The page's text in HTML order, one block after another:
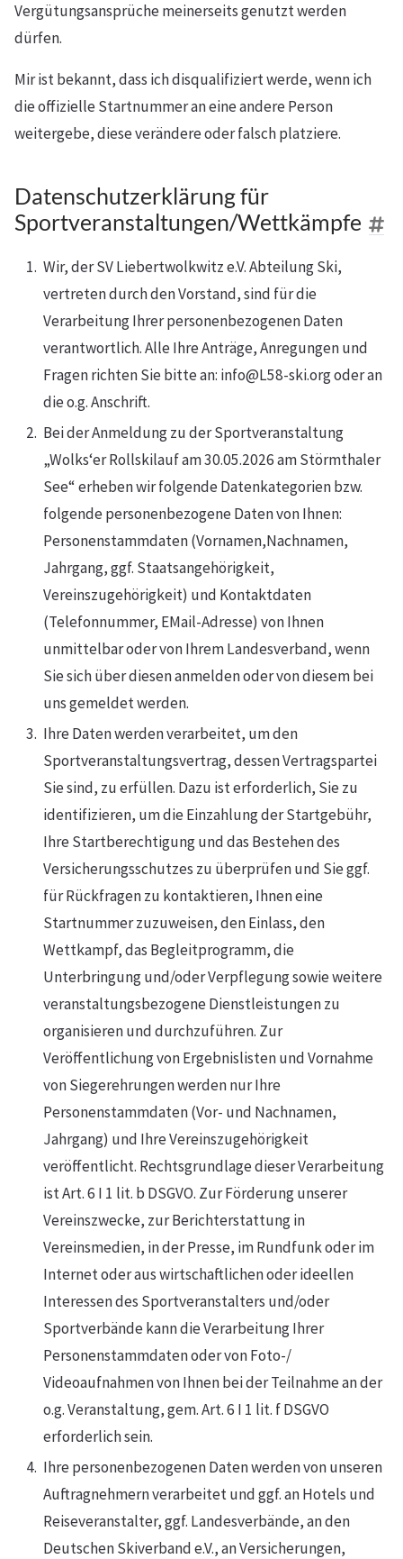
Vergütungsansprüche meinerseits genutzt werden
dürfen.
Mir ist bekannt, dass ich disqualifiziert werde, wenn ich
die offizielle Startnummer an eine andere Person
weitergebe, diese verändere oder falsch platziere.
Datenschutzerklärung für
Sportveranstaltungen/Wettkämpfe
Wir, der SV Liebertwolkwitz e.V. Abteilung Ski,
vertreten durch den Vorstand, sind für die
Verarbeitung Ihrer personenbezogenen Daten
verantwortlich. Alle Ihre Anträge, Anregungen und
Fragen richten Sie bitte an: info@L58-ski.org oder an
die o.g. Anschrift.
Bei der Anmeldung zu der Sportveranstaltung
„Wolks‘er Rollskilauf am 30.05.2026 am Störmthaler
See“ erheben wir folgende Datenkategorien bzw.
folgende personenbezogene Daten von Ihnen:
Personenstammdaten (Vornamen,Nachnamen,
Jahrgang, ggf. Staatsangehörigkeit,
Vereinszugehörigkeit) und Kontaktdaten
(Telefonnummer, EMail-Adresse) von Ihnen
unmittelbar oder von Ihrem Landesverband, wenn
Sie sich über diesen anmelden oder von diesem bei
uns gemeldet werden.
Ihre Daten werden verarbeitet, um den
Sportveranstaltungsvertrag, dessen Vertragspartei
Sie sind, zu erfüllen. Dazu ist erforderlich, Sie zu
identifizieren, um die Einzahlung der Startgebühr,
Ihre Startberechtigung und das Bestehen des
Versicherungsschutzes zu überprüfen und Sie ggf.
für Rückfragen zu kontaktieren, Ihnen eine
Startnummer zuzuweisen, den Einlass, den
Wettkampf, das Begleitprogramm, die
Unterbringung und/oder Verpflegung sowie weitere
veranstaltungsbezogene Dienstleistungen zu
organisieren und durchzuführen. Zur
Veröffentlichung von Ergebnislisten und Vornahme
von Siegerehrungen werden nur Ihre
Personenstammdaten (Vor- und Nachnamen,
Jahrgang) und Ihre Vereinszugehörigkeit
veröffentlicht. Rechtsgrundlage dieser Verarbeitung
ist Art. 6 I 1 lit. b DSGVO. Zur Förderung unserer
Vereinszwecke, zur Berichterstattung in
Vereinsmedien, in der Presse, im Rundfunk oder im
Internet oder aus wirtschaftlichen oder ideellen
Interessen des Sportveranstalters und/oder
Sportverbände kann die Verarbeitung Ihrer
Personenstammdaten oder von Foto-/
Videoaufnahmen von Ihnen bei der Teilnahme an der
o.g. Veranstaltung, gem. Art. 6 I 1 lit. f DSGVO
erforderlich sein.
Ihre personenbezogenen Daten werden von unseren
Auftragnehmern verarbeitet und ggf. an Hotels und
Reiseveranstalter, ggf. Landesverbände, an den
Deutschen Skiverband e.V., an Versicherungen,